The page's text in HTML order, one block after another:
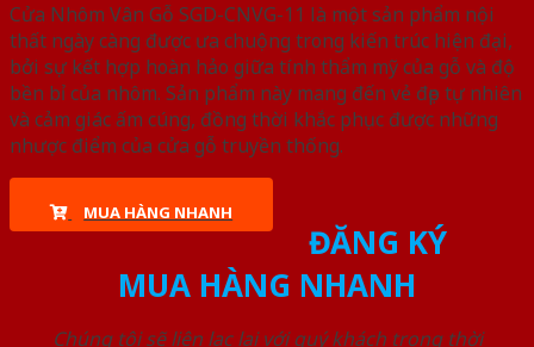
Cửa Nhôm Vân Gỗ SGD-CNVG-11 là một sản phẩm nội
thất ngày càng được ưa chuộng trong kiến trúc hiện đại,
bởi sự kết hợp hoàn hảo giữa tính thẩm mỹ của gỗ và độ
bền bỉ của nhôm. Sản phẩm này mang đến vẻ đẹp tự nhiên
và cảm giác ấm cúng, đồng thời khắc phục được những
nhược điểm của cửa gỗ truyền thống.
MUA HÀNG NHANH
ĐĂNG KÝ
MUA HÀNG NHANH
Chúng tôi sẽ liên lạc lại với quý khách trong thời